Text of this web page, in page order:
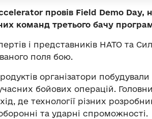
провів Field Demo Day,
команд третього бачу
і представників НАТО та Сил
поля бою.
організатори побудували
бойових операцій.
де технології різних
та ударні спроможності.